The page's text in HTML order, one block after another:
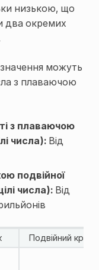
низькою, що
два окремих
значення можуть
з плаваючою
з плаваючою
числа):Від
подвійної
числа):Від
Подвійний крок